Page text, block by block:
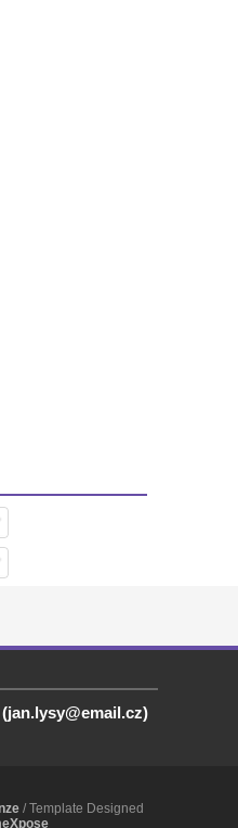
/ Template Designed